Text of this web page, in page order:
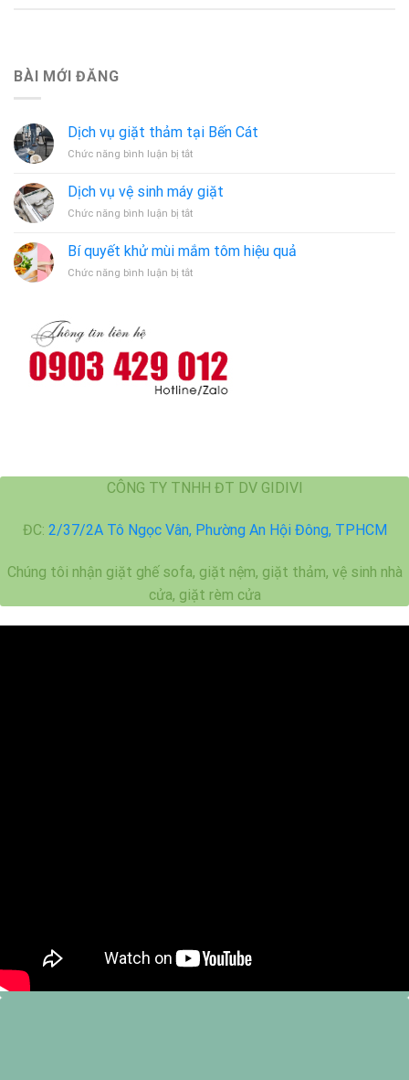
BÀI MỚI ĐĂNG
Dịch vụ giặt thảm tại Bến Cát
Chức năng bình luận bị tắtở
giặt
thảm
Bến
Dịch vụ vệ sinh máy giặt
Chức năng bình luận bị tắtở
vụ
vệ
sinh
Bí quyết khử mùi mắm tôm hiệu quả
Chức năng bình luận bị tắtở
mắm
hiệu
quả
CÔNG TY TNHH ĐT DV GIDIVI
ĐC: 2/37/2A Tô Ngọc Vân, Phường An Hội Đông, TPHCM
Chúng tôi nhận giặt ghế sofa, giặt nệm, giặt thảm, vệ sinh nhà
cửa, giặt rèm cửa